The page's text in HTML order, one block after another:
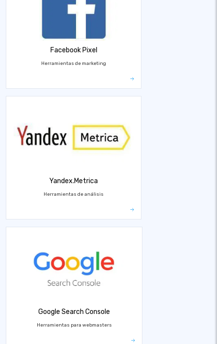
Facebook Pixel
Herramientas de marketing
Yandex.Metrica
Herramientas de análisis
Google Search Console
Herramientas para webmasters